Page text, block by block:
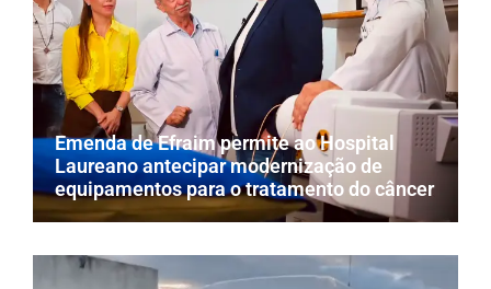
Emenda de Efraim permite ao Hospital
Laureano antecipar modernização de
equipamentos para o tratamento do câncer